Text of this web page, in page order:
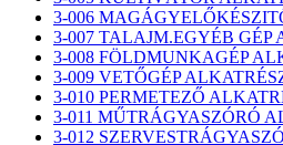
3-006
3-007 TALAJM.EGYÉB GÉP
3-008 FÖLDMUNKAGÉP
3-009 VETŐGÉP
3-010 PERMETEZŐ
3-011 MŰTRÁGYASZÓRÓ
3-012